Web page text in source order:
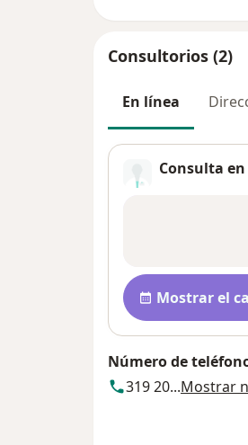
Consultorios (2)
En línea
Consulta
Disponibilidad
Mostrar el
Número de
319 20...Mostrar